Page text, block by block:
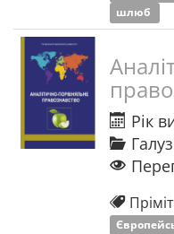
шлюб
Рік